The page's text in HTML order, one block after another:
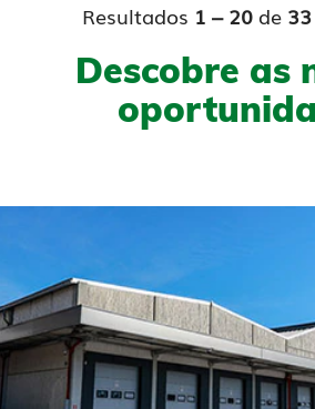
Resultados 1 – 20 de 33
Descobre as